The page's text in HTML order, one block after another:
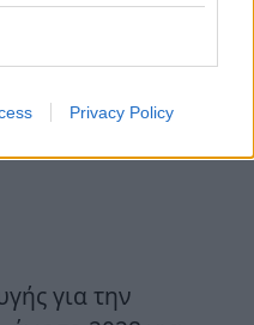
Privacy Policy
για την